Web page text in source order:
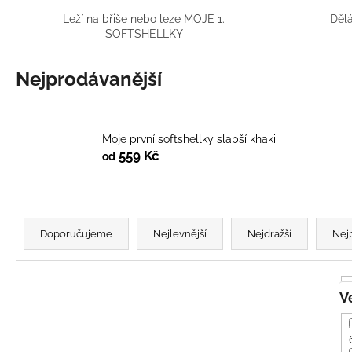
Leží na břiše nebo leze MOJE 1.
SOFTSHELLKY
Nejprodávanější
Moje první softshellky slabší khaki
od 559 Kč
Ř
z
Doporučujeme Nejlevnější Nejdražší
395 Kč